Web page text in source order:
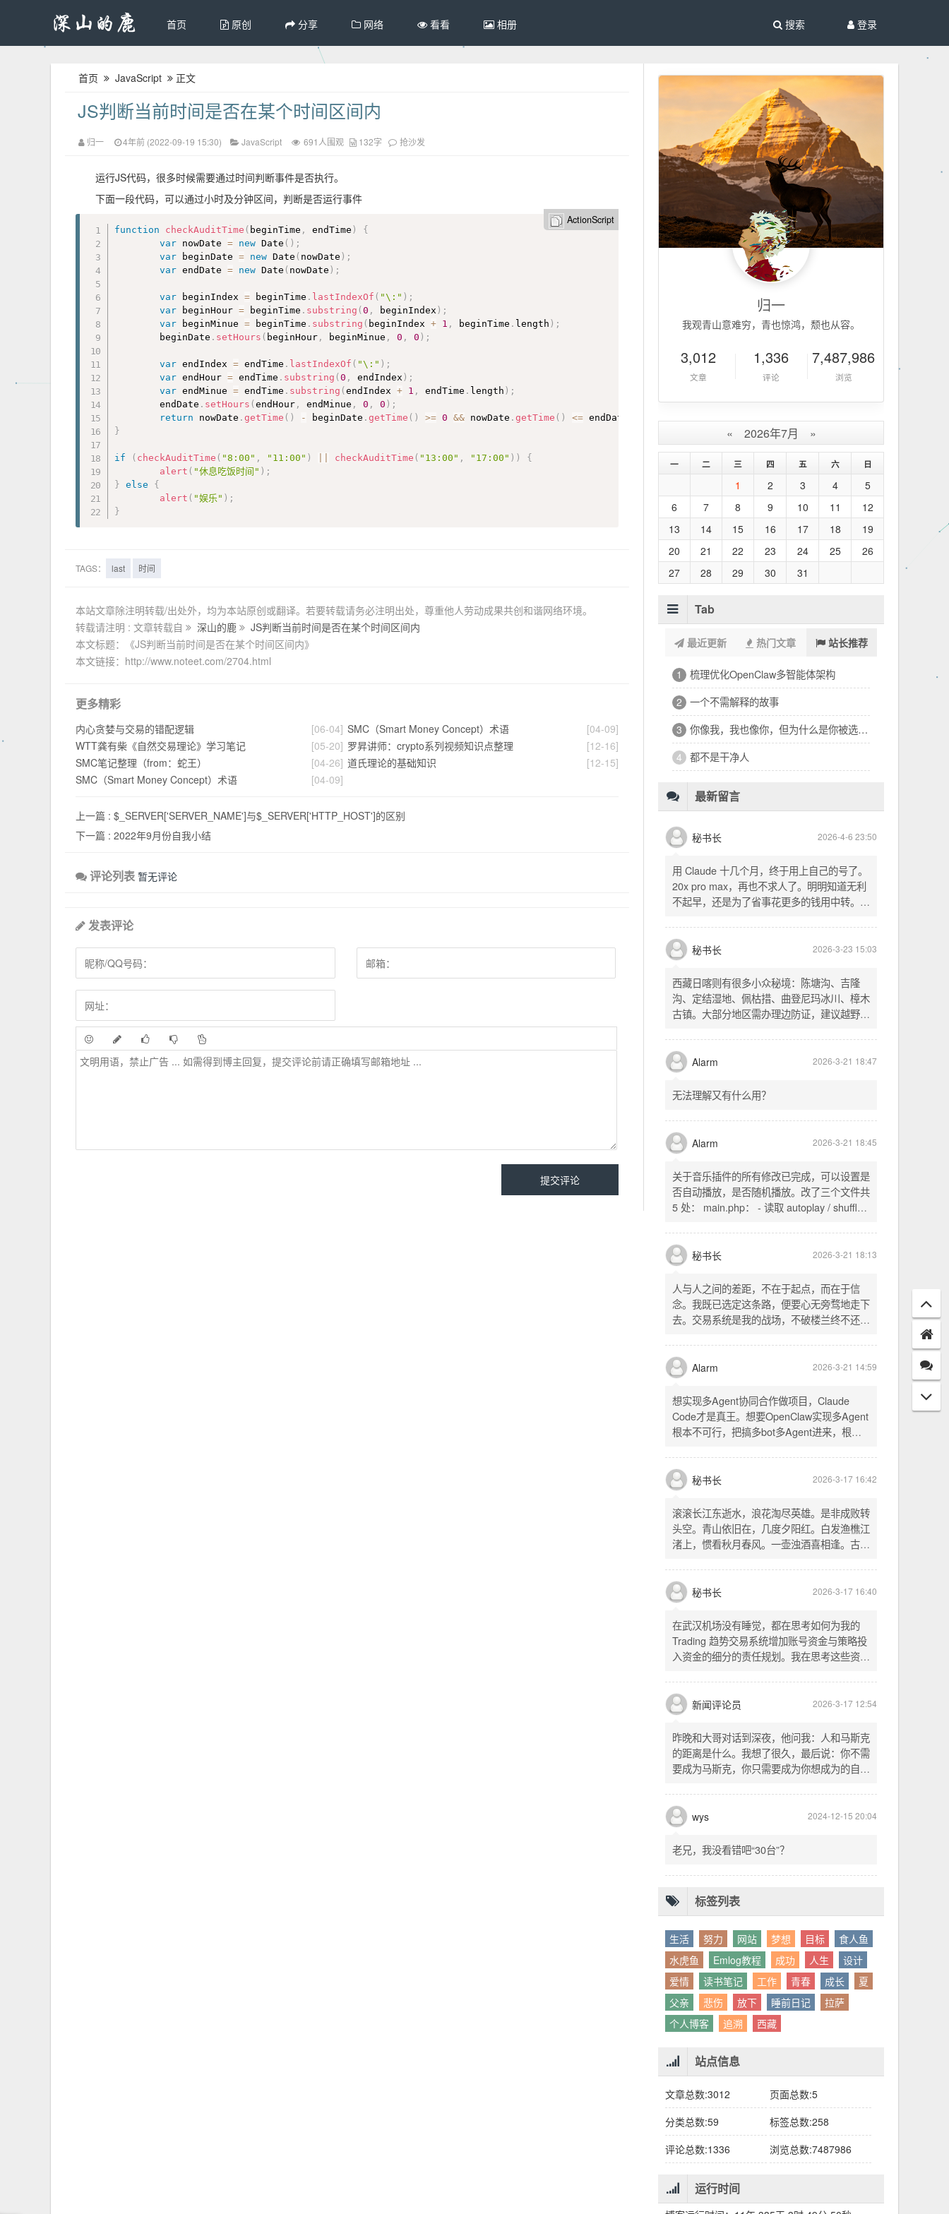
首页 原创 分享 网络 看看 相册 登录
搜索
首页 JavaScript 正文
JS判断当前时间是否在某个时间区间内
归一 4年前 (2022-09-19 15:30) JavaScript 691人围观 132字 抢沙发
运行JS代码，很多时候需要通过时间判断事件是否执行。
下面一段代码，可以通过小时及分钟区间，判断是否运行事件
ActionScript
function checkAuditTime ( beginTime , endTime )
{
var nowDate = new Date ( ) ;
var beginDate = new Date ( nowDate ) ;
var endDate = new Date ( nowDate ) ;
var beginIndex = beginTime . lastIndexOf ( "\:" ) ;
var beginHour = beginTime . substring (0 , beginIndex ) ;
var beginMinue = beginTime . substring ( beginIndex + 1 , beginTime . length ) ;
		beginDate
. setHours ( beginHour , beginMinue , 0 , 0 ) ;
var endIndex = endTime . lastIndexOf ( "\:" ) ;
var endHour = endTime . substring (0 , endIndex ) ;
var endMinue = endTime . substring (endIndex + 1 , endTime . length ) ;
		endDate
. setHours (endHour , endMinue , 0 , 0 ) ;
return nowDate .getTime ( ) - beginDate .getTime ( ) >= 0 && nowDate .getTime ( ) <= endDate
}
if ( checkAuditTime ( "8:00" , "11:00" ) checkAuditTime ( "13:00" , "17:00" ) )
{
alert ( "休息吃饭时间" ) ;
}
else
{
alert ( "娱乐" ) ;
}
TAGS： last 时间
本站文章除注明转载/出处外，均为本站原创或翻译。若要转载请务必注明出处，尊重他人劳动成果共创和谐网络环境。
转载请注明 : 文章转载自
深山的鹿
JS判断当前时间是否在某个时间区间内
本文标题：《JS判断当前时间是否在某个时间区间内》
本文链接：http://www.noteet.com/2704.html
更多精彩
[06-04]
内心贪婪与交易的错配逻辑
[05-20]
WTT龚有柴《自然交易理论》学习笔记
[04-26]
SMC笔记整理（from：蛇王）
[04-09]
SMC（Smart Money Concept）术语
[04-09]
SMC（Smart Money Concept）术语
[12-16]
罗昇讲师：crypto系列视频知识点整理
[12-15]
道氏理论的基础知识
上一篇 : $_SERVER['SERVER_NAME']与$_SERVER['HTTP_HOST']的区别
下一篇 : 2022年9月份自我小结
评论列表 暂无评论
发表评论
归一
我观青山意难穷，青也惊鸿，颓也从容。
3,012
文章
1,336
评论
7,487,986
浏览
« 2026年7月 »
一 二 三 四 五 六 日
1 2 3 4
5
6
7 8 9 10 11
12
13
14 15 16 17 18
19
20
21 22 23 24 25
26
27
28 29 30 31
Tab
最近更新 热门文章 站长推荐
1 浑浑噩噩一整天，签了个十万的工程
2 32岁的深夜，有点惶恐
3 修车、装盖板、忙到深夜的琐碎一天
4 看完文德的二手房，护板一路响回电城
6 十六万二千八提了特斯拉，又看上东园公馆
秘书长 2026-4-6 23:50
用 Claude 十几个月，终于用上自己的号了。
20x pro max，再也不求人了。明明知道无利
不起早，还是为了省事花更多的钱用中转。链
SSH 用 gost 做 HTTP+SOCKS 转换才能用
多 Agent。配置麻烦了点，设定好了后直接任
意 IP 进行 SSH 登录。畅用，值得纪念。
秘书长 2026-3-23 15:03
西藏日喀则有很多小众秘境：陈塘沟、吉隆
沟、定结湿地、佩枯措、曲登尼玛冰川、樟木
古镇。大部分地区需办理边防证，建议越野
经吉隆口岸前往加德满都，沿途风景绝美。
Alarm
无法理解又有什么用？
Alarm 2026-3-21 18:45
关于音乐插件的所有修改已完成，可以设置是
否自动播放，是否随机播放。改了三个文件共
5 处： main.php： - 读取 autoplay / shuffle
一行两个复选框（自动播放音乐 / 默认随机播
放），带配套 CSS track.php： - 在 var
playlist = [...] 后面输出 _p4zAutoplay 和
autoplay 从后端变量读取，不再硬编码 false
- shuffle 后台开启时强制随机，否则走
秘书长 2026-3-21 18:13
人与人之间的差距，不在于起点，而在于信
念。我既已选定这条路，便要心无旁骛地走下
去。交易系统是我的战场，不破楼兰终不还。
唯有目标，不可动摇。
Alarm 2026-3-21 14:59
想实现多Agent协同合作做项目，Claude
Code才是真王。想要OpenClaw实现多Agent
根本不可行，把搞多bot多Agent进来，根本
秘书长 2026-3-17 16:42
滚滚长江东逝水，浪花淘尽英雄。是非成败转
头空。青山依旧在，几度夕阳红。白发渔樵江
渚上，惯看秋月春风。一壶浊酒喜相逢。古今
的开篇词，气势磅礴，感慨历史兴衰、人生短
暂。晚饭时在墙上看到这句诗，让人感慨万
千。历史长河滚滚向前，多少英雄豪杰都随江
件事。
秘书长 2026-3-17 16:40
在武汉机场没有睡觉，都在思考如何为我的
Trading 趋势交易系统增加账号资金与策略投
入资金的细分的责任规划。我在思考这些资金
投入资金是每个策略单独分配的资金。昨天回
到家之后，我也在为博客增加这些功能，把交
易系统理念落实到代码层面。东西用久了需要
新闻评论员 2026-3-17 12:54
昨晚和大哥对话到深夜，他问我：人和马斯克
的距离是什么。我想了很久，最后说：你不需
要成为马斯克，你只需要成为你想成为的自
以为差距是钱、是资源、是运气，但真正的差
只问我想做什么。而我们，花了太多时间活成
别人眼中的应该。这句话不是安慰，是提醒：
你的人生，不需要复刻任何人的轨迹。
wys
老兄，我没看错吧“30台”？
标签列表
生活 努力 网站 梦想 目标
食人鱼
水虎鱼
Emlog教程 成功 人生
设计
爱情
读书笔记 工作
父亲
悲伤 放下
个人博客
追溯 西藏
站点信息
文章总数:3012
页面总数:5
分类总数:59
评论总数:1336
浏览总数:7487986